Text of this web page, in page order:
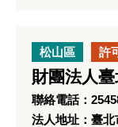
松山區 許
財團法人
聯絡電話：
法人地址：臺